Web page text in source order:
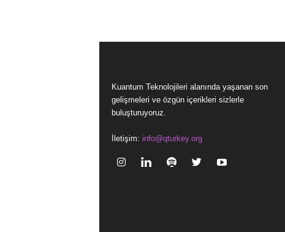
Kuantum Teknolojileri alanında yaşanan son
gelişmeleri ve özgün içerikleri sizlerle
buluşturuyoruz.
İletişim: info@qturkey.org